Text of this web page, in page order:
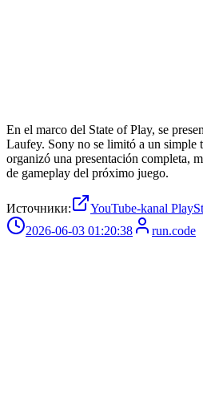
En el marco del State of Play, se
Laufey. Sony no se limitó a un simple
organizó una presentación completa,
de gameplay del próximo juego.
Источники:
YouTube-kanal
2026-06-03 01:20:38
run.code